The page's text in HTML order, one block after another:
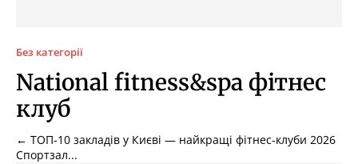
Без категорії
National fitness&spa фітнес
клуб
← ТОП-10 закладів у Києві — найкращі фітнес-клуби 2026
Спортзал...